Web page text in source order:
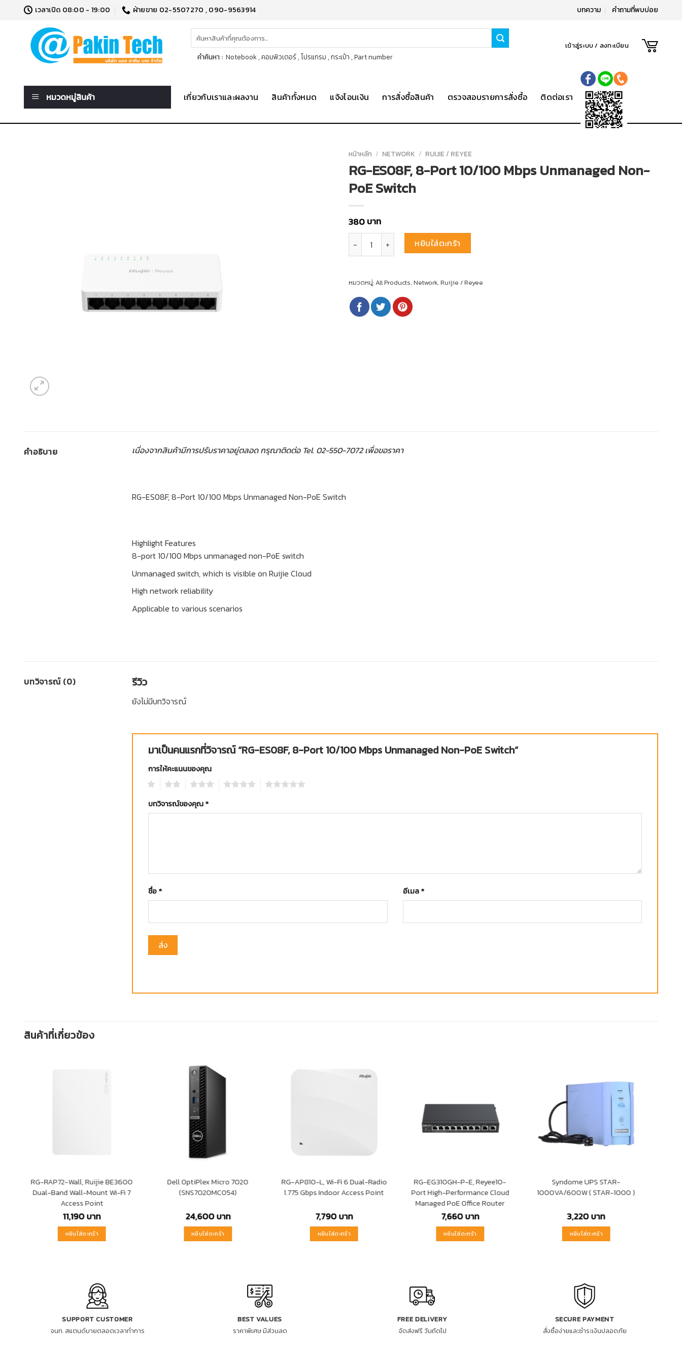
เวลาเปิด 08:00 - 19:00 ฝ่ายขาย 02-5507270 , 090-9563914 บทความ คำถามที่พบบ่อย
คำค้นหา : Notebook , คอมพิวเตอร์ , โปรแกรม , กระเป๋า , Part number
เข้าสู่ระบบ / ลงทะเบียน
หมวดหมู่สินค้า เกี่ยวกับเราและผลงาน สินค้าทั้งหมด แจ้งโอนเงิน การสั่งซื้อสินค้า ตรวจสอบรายการสั่งซื้อ ติดต่อเรา
หน้าหลัก / NETWORK / RUIJIE / REYEE
RG-ES08F, 8-Port 10/100 Mbps Unmanaged Non-
PoE Switch
380บาท
จำนวน RG-ES08F, 8-Port 10/100 Mbps Unmanaged Non-PoE Switch ชิ้น
หยิบใส่ตะกร้า
หมวดหมู่:All Products, Network, Ruijie / Reyee
คำอธิบาย เนื่องจากสินค้ามีการปรับราคาอยู่ตลอด กรุณาติดต่อ Tel. 02-550-7072 เพื่อขอราคา
RG-ES08F, 8-Port 10/100 Mbps Unmanaged Non-PoE Switch
Highlight Features
8-port 10/100 Mbps unmanaged non-PoE switch
Unmanaged switch, which is visible on Ruijie Cloud
High network reliability
Applicable to various scenarios
บทวิจารณ์ (0) รีวิว
ยังไม่มีบทวิจารณ์
มาเป็นคนแรกที่วิจารณ์ “RG-ES08F, 8-Port 10/100 Mbps Unmanaged Non-PoE Switch”
การให้คะแนนของคุณ
บทวิจารณ์ของคุณ*
ชื่อ* อีเมล*
สินค้าที่เกี่ยวข้อง
RG-RAP72-Wall, Ruijie BE3600
Dual-Band Wall-Mount Wi-Fi 7
Access Point
11,190บาท
หยิบใส่ตะกร้า
Dell OptiPlex Micro 7020
(SNS7020MC054)
24,600บาท
หยิบใส่ตะกร้า
RG-AP810-L, Wi-Fi 6 Dual-Radio
1.775 Gbps Indoor Access Point
7,790บาท
หยิบใส่ตะกร้า
RG-EG310GH-P-E, Reyee10-
Port High-Performance Cloud
Managed PoE Office Router
7,660บาท
หยิบใส่ตะกร้า
Syndome UPS STAR-
1000VA/600W ( STAR-1000 )
3,220บาท
หยิบใส่ตะกร้า
SUPPORT CUSTOMER
จนท. สแตนด์บายตลอดเวลาทำการ
BEST VALUES
ราคาพิเศษ มีส่วนลด
FREE DELIVERY
จัดส่งฟรี วันถัดไป
SECURE PAYMENT
สั่งซื้อง่ายและชำระเงินปลอดภัย